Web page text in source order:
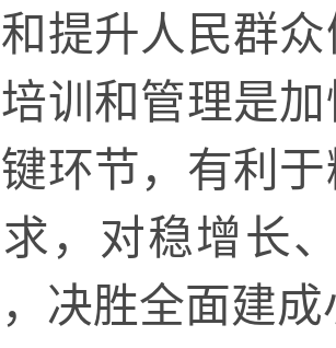
提升人民群
训和管理是
环节，有利
，对稳增长
决胜全面建